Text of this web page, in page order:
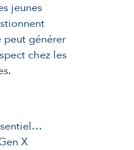
jeunes
peut générer
chez les
X